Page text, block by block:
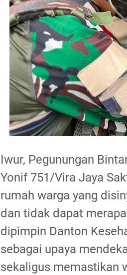
Iwur, Pegunungan
Yonif 751/Vira Jaya
rumah warga yang
dan tidak dapat
dipimpin Danton
sebagai upaya
sekaligus memastikan